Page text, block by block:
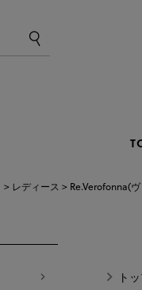
レディース Re.Verofonna(
ト